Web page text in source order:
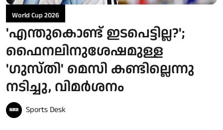
World Cup 2026
'എന്തുകൊണ്ട് ഇടപെട്ടില്ല?';
ഫൈനലിനുശേഷമുള്ള
'ഗുസ്തി' മെസി കണ്ടില്ലെന്നു
നടിച്ചു, വിമർശനം
Sports Desk